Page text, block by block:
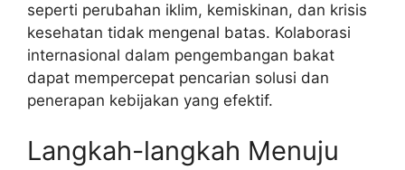
seperti perubahan iklim, kemiskinan, dan krisis
kesehatan tidak mengenal batas. Kolaborasi
internasional dalam pengembangan bakat
dapat mempercepat pencarian solusi dan
penerapan kebijakan yang efektif.
Langkah-langkah Menuju